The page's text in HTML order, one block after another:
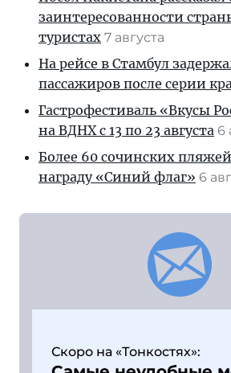
заинтересованности
туристах 7 августа
На рейсе в Стамбул
пассажиров после серии
Гастрофестиваль «Вкусы
на ВДНХ с 13 по 23 августа 6
Более 60 сочинских
награду «Синий флаг» 6
Скоро на «Тонкостях»: